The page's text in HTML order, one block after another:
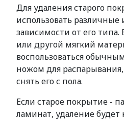
Для удаления старого
использовать
зависимости от его типа.
или другой мягкий
воспользоваться
ножом для распарывания,
снять его с пола.
Если старое покрытие -
ламинат, удаление будет